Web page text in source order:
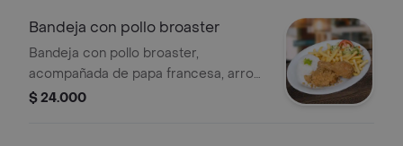
Bandeja con pollo broaster
Bandeja con pollo broaster,
acompañada de papa francesa, arroz,
ensalada y maduro.
$ 24.000